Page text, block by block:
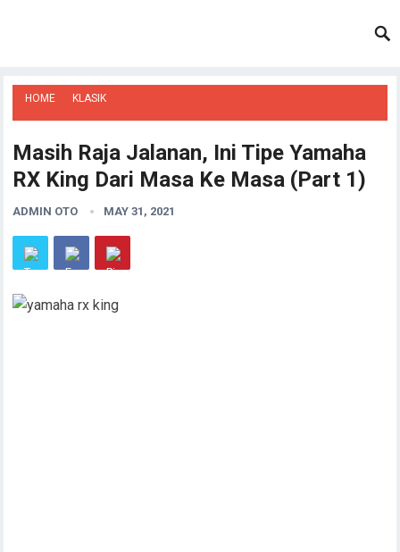
HOME KLASIK
Masih Raja Jalanan, Ini Tipe Yamaha
RX King Dari Masa Ke Masa (Part 1)
ADMIN OTO MAY 31, 2021